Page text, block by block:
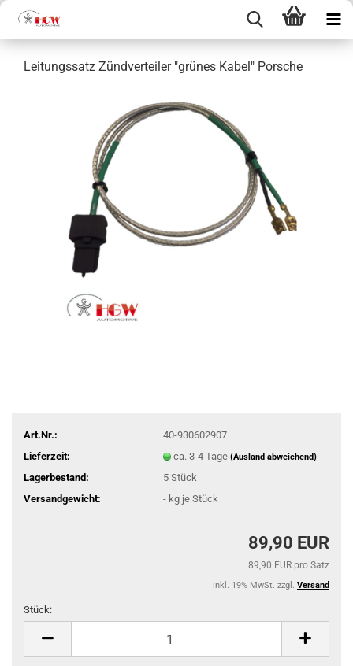
Leitungssatz Zündverteiler "grünes Kabel" Porsche
Art.Nr.:
40-930602907
Lieferzeit:
ca. 3-4 Tage (Ausland abweichend)
Lagerbestand: 5 Stück
Versandgewicht:
-kg je Stück
89,90 EUR
89,90 EUR pro Satz
inkl. 19% MwSt. zzgl. Versand
Stück: